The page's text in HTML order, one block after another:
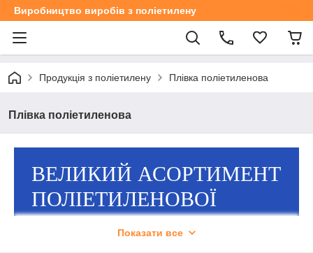
Виробництво виробів з поліетилену
Продукція з поліетилену Плівка поліетиленова
Плівка поліетиленова
ВЕЛИКИЙ АСОРТИМЕНТ
ПОЛІЕТИЛЕНОВОЇ
ПЛІВКИ – ПЕРВИННА,
Показати все